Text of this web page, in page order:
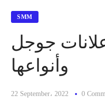
SMM
جوجل
وأنواعها
22 September، 2022 0